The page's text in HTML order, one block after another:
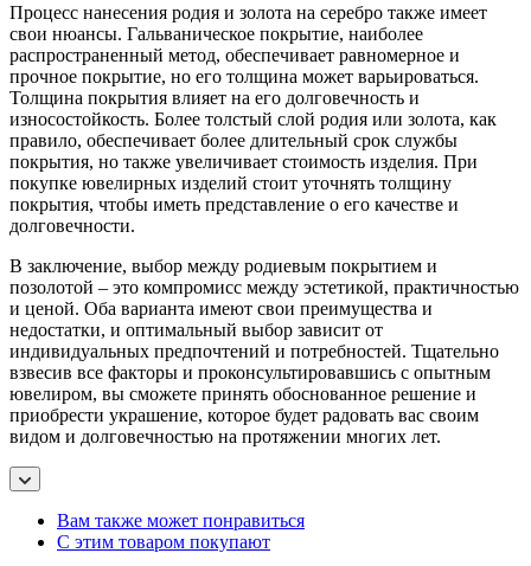
Процесс нанесения родия и золота на серебро также имеет
свои нюансы. Гальваническое покрытие, наиболее
распространенный метод, обеспечивает равномерное и
прочное покрытие, но его толщина может варьироваться.
Толщина покрытия влияет на его долговечность и
износостойкость. Более толстый слой родия или золота, как
правило, обеспечивает более длительный срок службы
покрытия, но также увеличивает стоимость изделия. При
покупке ювелирных изделий стоит уточнять толщину
покрытия, чтобы иметь представление о его качестве и
долговечности.
В заключение, выбор между родиевым покрытием и
позолотой – это компромисс между эстетикой, практичностью
и ценой. Оба варианта имеют свои преимущества и
недостатки, и оптимальный выбор зависит от
индивидуальных предпочтений и потребностей. Тщательно
взвесив все факторы и проконсультировавшись с опытным
ювелиром, вы сможете принять обоснованное решение и
приобрести украшение, которое будет радовать вас своим
видом и долговечностью на протяжении многих лет.
Вам также может понравиться
С этим товаром покупают